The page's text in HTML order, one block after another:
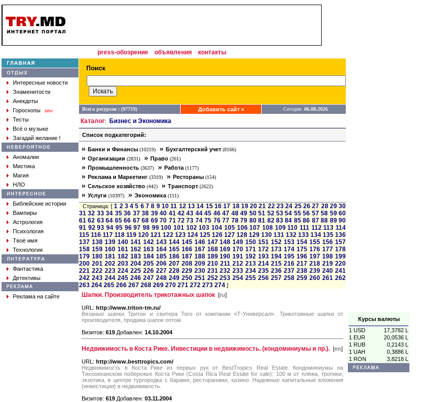
Курсы валюты
1 USD
17,3782 L
1 EUR
20,0536 L
1 RUB
0,2143 L
1 UAH
0,3886 L
1 RON
3,8218 L
press-обозрение объявления контакты
Интересные новости
Знаменитости
Анекдоты
Гороскопы
new
Тесты
Всё о музыке
Загадай желание !
Аномалии
Мистика
Магия
НЛО
Библейские истории
Вампиры
Астрология
Психология
Твоё имя
Технологии
Фантастика
Детективы
Реклама на сайте
Всего ресурсов : (97719) Добавить сайт » Сегодня: 06.08.2026
Каталог: Бизнес и Экономика
Список подкатегорий:
» Банки и Финансы (10219) » Бухгалтерский учет (8166)
» Организации (2831) » Право (261)
» Промышленность (3637) » Работа (1177)
» Реклама и Маркетинг (3319) » Рестораны (154)
» Сельское хозяйство (442) » Транспорт (2622)
» Услуги (10397) » Экономика (151)
Страница: [1 2 3 4 5 6 7 8 9 10 11 12 13 14 15 16 17 18 19 20 21 22 23 24 25 26 27 28 29 30
31 32 33 34 35 36 37 38 39 40 41 42 43 44 45 46 47 48 49 50 51 52 53 54 55 56 57 58 59 60
61 62 63 64 65 66 67 68 69 70 71 72 73 74 75 76 77 78 79 80 81 82 83 84 85 86 87 88 89 90
91 92 93 94 95 96 97 98 99 100 101 102 103 104 105 106 107 108 109 110 111 112 113 114
115 116 117 118 119 120 121 122 123 124 125 126 127 128 129 130 131 132 133 134 135 136
137 138 139 140 141 142 143 144 145 146 147 148 149 150 151 152 153 154 155 156 157
158 159 160 161 162 163 164 165 166 167 168 169 170 171 172 173 174 175 176 177 178
179 180 181 182 183 184 185 186 187 188 189 190 191 192 193 194 195 196 197 198 199
200 201 202 203 204 205 206 207 208 209 210 211 212 213 214 215 216 217 218 219 220
221 222 223 224 225 226 227 228 229 230 231 232 233 234 235 236 237 238 239 240 241
242 243 244 245 246 247 248 249 250 251 252 253 254 255 256 257 258 259 260 261 262
263 264 265 266 267 268 269 270 271 272 273 274 ]
Шапки. Производитель трикотажных шапок [ru]
URL: http://www.triton-tm.ru/
Вязаные шапки Тритон и свитера Того от компании «Т-Универсал». Трикотажные шапки от
производителя, продажа шапок оптом
Визитов: 619 Добавлен: 14.10.2004
Недвижимость в Коста Рике. Инвестиции в недвижимость. (кондоминиумы и пр.). [en]
URL: http://www.besttropics.com/
Недвижимость в Коста Рике из первых рук от BestTropics Real Estate. Кондоминиумы на
Тихоокеанском побережье Коста Рики (Costa Rica Real Estate for sale): 100 м от пляжа, тропики,
экзотика, в центре тургородка с барами, ресторанами, казино. Надежные капитальные вложения
(инвестиции) в недвижимость.
Визитов: 619 Добавлен: 03.11.2004